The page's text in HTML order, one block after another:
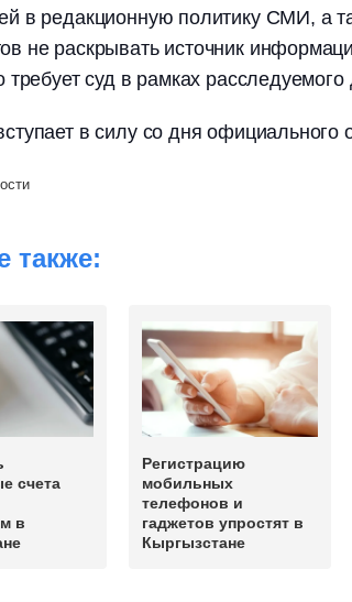
в редакционную политику СМИ, а
не раскрывать источник
требует суд в рамках расследуемого
в силу со дня официального
также:
счета
в
Регистрацию
мобильных
телефонов и
гаджетов упростят в
Кыргызстане